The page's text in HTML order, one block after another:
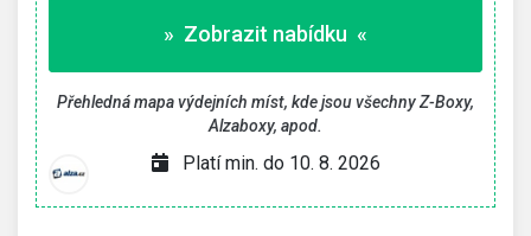
» Zobrazit nabídku «
Přehledná mapa výdejních míst, kde jsou všechny Z-Boxy,
Alzaboxy, apod.
Platí min. do 10. 8. 2026